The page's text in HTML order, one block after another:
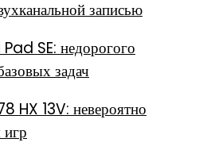
записью
SE: недорогого
задач
HX 13V: невероятно